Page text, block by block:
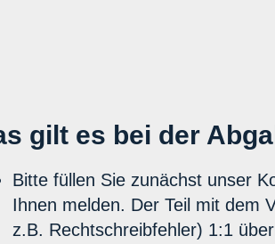
gilt es bei der
Bitte füllen Sie zunächst unser
Ihnen melden. Der Teil mit dem
z.B. Rechtschreibfehler) 1:1